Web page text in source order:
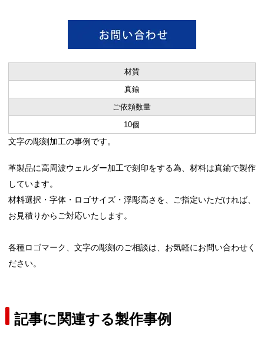
材質
真鍮
ご依頼数量
10個
文字の彫刻加工の事例です。
革製品に高周波ウェルダー加工で刻印をする為、材料は真鍮で製作
しています。
材料選択・字体・ロゴサイズ・浮彫高さを、ご指定いただければ、
お見積りからご対応いたします。
各種ロゴマーク、文字の彫刻のご相談は、お気軽にお問い合わせく
ださい。
記事に関連する製作事例